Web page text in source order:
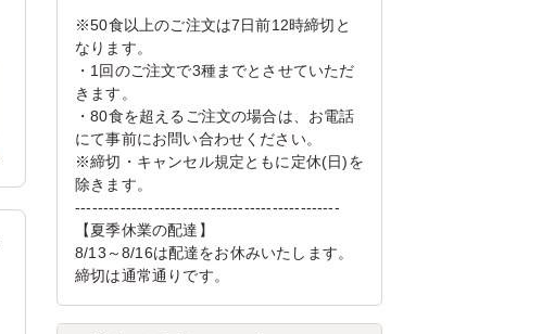
※50食以上のご注文は7日前12時締切と
なります。
・1回のご注文で3種までとさせていただ
きます。
・80食を超えるご注文の場合は、お電話
にて事前にお問い合わせください。
※締切・キャンセル規定ともに定休(日)を
除きます。
-----------------------------------------------
【夏季休業の配達】
8/13～8/16は配達をお休みいたします。
締切は通常通りです。